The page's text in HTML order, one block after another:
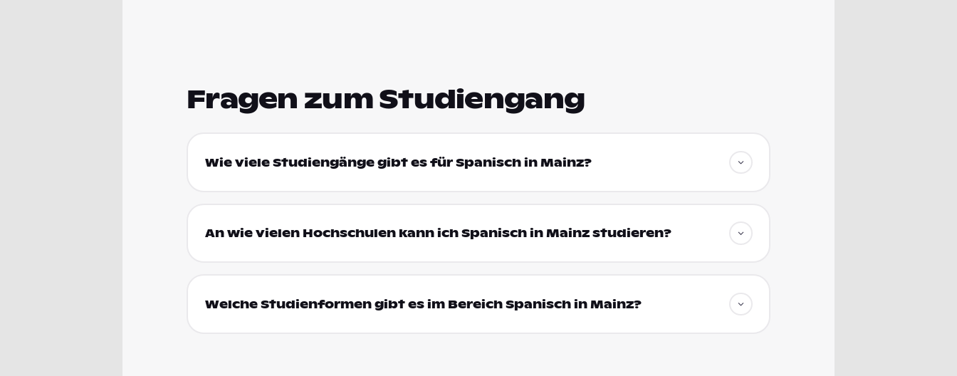
Fragen zum Studiengang
Wie viele Studiengänge gibt es für Spanisch in Mainz?
An wie vielen Hochschulen kann ich Spanisch in Mainz studieren?
Welche Studienformen gibt es im Bereich Spanisch in Mainz?